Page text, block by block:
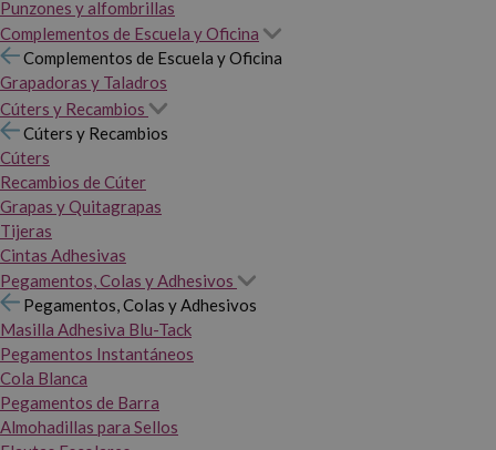
Punzones y alfombrillas
Complementos de Escuela y Oficina
Complementos de Escuela y Oficina
Grapadoras y Taladros
Cúters y Recambios
Cúters y Recambios
Cúters
Recambios de Cúter
Grapas y Quitagrapas
Tijeras
Cintas Adhesivas
Pegamentos, Colas y Adhesivos
Pegamentos, Colas y Adhesivos
Masilla Adhesiva Blu-Tack
Pegamentos Instantáneos
Cola Blanca
Pegamentos de Barra
Almohadillas para Sellos